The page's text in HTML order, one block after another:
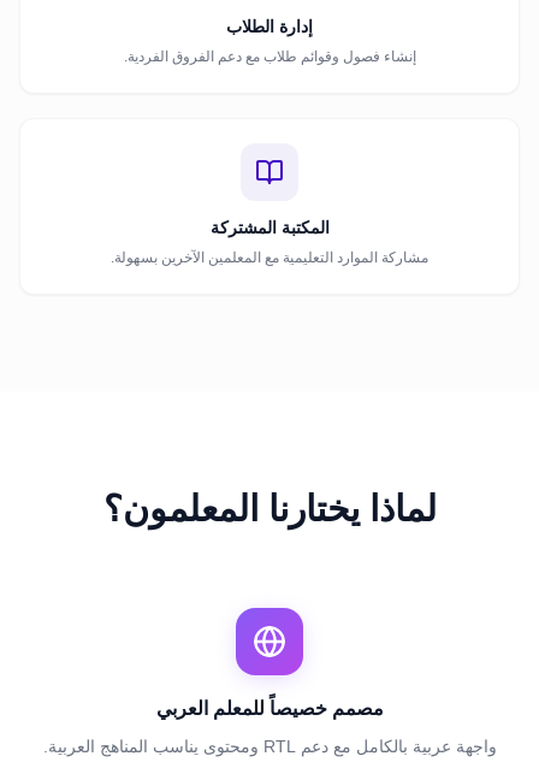
إدارة الطلاب
إنشاء فصول وقوائم طلاب مع دعم الفروق الفردية.
المكتبة المشتركة
مشاركة الموارد التعليمية مع المعلمين الآخرين بسهولة.
لماذا يختارنا المعلمون؟
مصمم خصيصاً للمعلم العربي
واجهة عربية بالكامل مع دعم RTL ومحتوى يناسب المناهج العربية.